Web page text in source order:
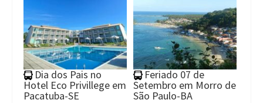
Dia dos Pais no
Hotel Eco Privillege em
Pacatuba-SE
Feriado 07 de
Setembro em Morro de
São Paulo-BA